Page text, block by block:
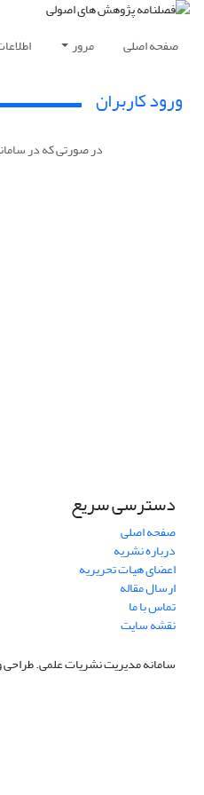
صفحه اصلی مرور
ورود کاربران
در صورتی که در
دسترسی سریع
صفحه اصلی
درباره نشریه
اعضای هیات تحریریه
ارسال مقاله
تماس با ما
نقشه سایت
سامانه مدیریت نشریات علمی.طراحی